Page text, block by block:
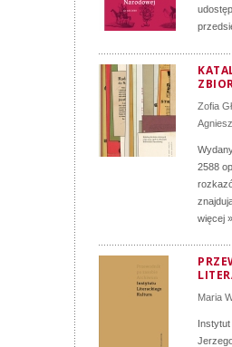
Zofia
2588
więcej »
Maria